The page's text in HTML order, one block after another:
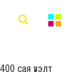
сая үзэлт